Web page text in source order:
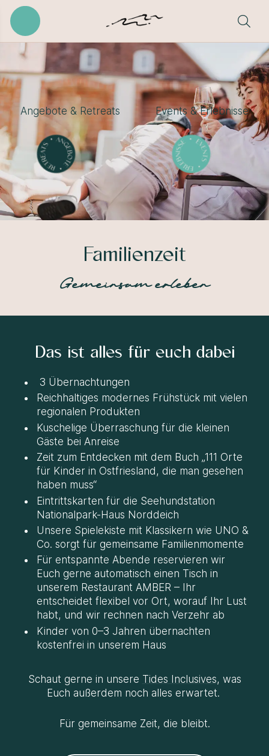
Angebote & Retreats Events & Erlebnisse
Familienzeit
Gemeinsam erleben
Das ist alles für euch dabei
3 Übernachtungen
Reichhaltiges modernes Frühstück mit vielen
regionalen Produkten
Kuschelige Überraschung für die kleinen
Gäste bei Anreise
Zeit zum Entdecken mit dem Buch „111 Orte
für Kinder in Ostfriesland, die man gesehen
haben muss“
Eintrittskarten für die Seehundstation
Nationalpark-Haus Norddeich
Unsere Spielekiste mit Klassikern wie UNO &
Co. sorgt für gemeinsame Familienmomente
Für entspannte Abende reservieren wir
Euch gerne automatisch einen Tisch in
unserem Restaurant AMBER – Ihr
entscheidet flexibel vor Ort, worauf Ihr Lust
habt, und wir rechnen nach Verzehr ab
Kinder von 0–3 Jahren übernachten
kostenfrei in unserem Haus
Schaut gerne in unsere Tides Inclusives, was
Euch außerdem noch alles erwartet.
Für gemeinsame Zeit, die bleibt.